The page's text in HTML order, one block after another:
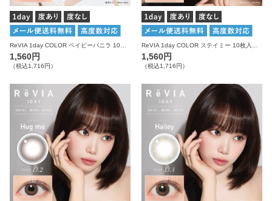
1,560円
（税込1,716円）
1,560円
（税込1,716円）